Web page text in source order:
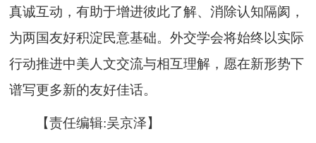
真诚互动，有助于增进彼此了解、消除认知隔阂，
为两国友好积淀民意基础。外交学会将始终以实际
行动推进中美人文交流与相互理解，愿在新形势下
谱写更多新的友好佳话。
【责任编辑:吴京泽】